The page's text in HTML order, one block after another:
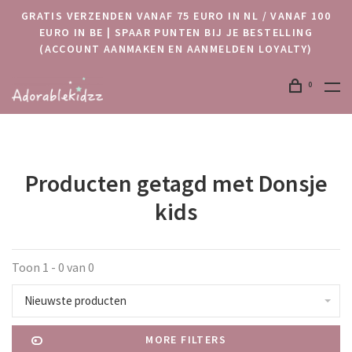
GRATIS VERZENDEN VANAF 75 EURO IN NL / VANAF 100
EURO IN BE | SPAAR PUNTEN BIJ JE BESTELLING
(ACCOUNT AANMAKEN EN AANMELDEN LOYALTY)
0
Producten getagd met Donsje
kids
Toon 1 - 0 van 0
Nieuwste producten
MORE FILTERS